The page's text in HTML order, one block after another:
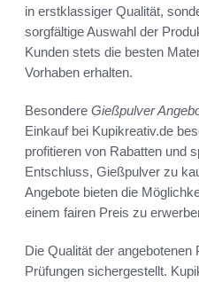
in erstklassiger Qualität,
sorgfältige Auswahl der
Kunden stets die besten
Vorhaben erhalten.
Besondere Gießpulver
Einkauf bei Kupikreativ.de
profitieren von Rabatten und
Entschluss, Gießpulver zu
Angebote bieten die
einem fairen Preis zu
Die Qualität der
Prüfungen sichergestellt.